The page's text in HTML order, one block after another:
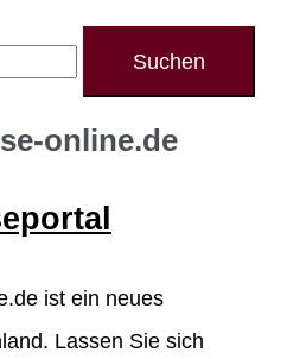
online.de
ist ein neues
Lassen Sie sich